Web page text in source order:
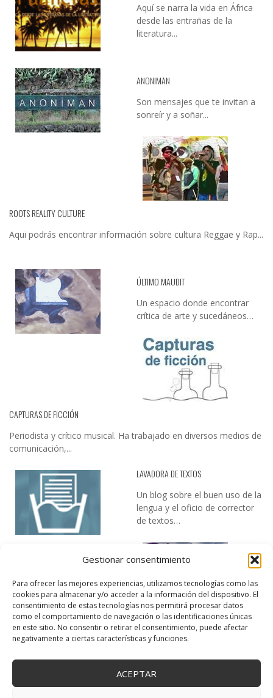
Gestionar consentimiento
Para ofrecer las mejores experiencias, utilizamos tecnologías como las
cookies para almacenar y/o acceder a la información del dispositivo. El
consentimiento de estas tecnologías nos permitirá procesar datos
como el comportamiento de navegación o las identificaciones únicas
en este sitio. No consentir o retirar el consentimiento, puede afectar
negativamente a ciertas características y funciones.
ACEPTAR
Aquí se narra la vida en África
desde las entrañas de la
literatura...
ANONIMAN
Son mensajes que te invitan a
sonreír y a soñar...
ROOTS REALITY CULTURE
Aqui podrás encontrar información sobre cultura Reggae y Rap...
ÚLTIMO MAUDIT
Un espacio donde encontrar
crítica de arte y sucedáneos…
CAPTURAS DE FICCIÓN
Periodista y crítico musical. Ha trabajado en diversos medios de
comunicación,...
LAVADORA DE TEXTOS
Un blog sobre el buen uso de la
lengua y el oficio de corrector
de textos…
DESIREE MARTÍN
…la realidad, es que cada día es más complicado realizar esos